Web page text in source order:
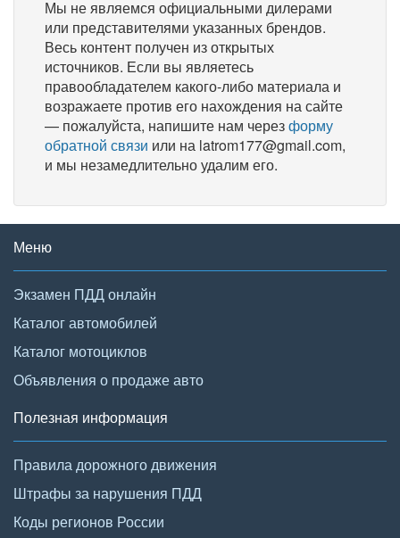
Мы не являемся официальными дилерами
или представителями указанных брендов.
Весь контент получен из открытых
источников. Если вы являетесь
правообладателем какого-либо материала и
возражаете против его нахождения на сайте
— пожалуйста, напишите нам черезформу
обратной связи или на latrom177@gmail.com,
и мы незамедлительно удалим его.
Меню
Экзамен ПДД онлайн
Каталог автомобилей
Каталог мотоциклов
Объявления о продаже авто
Полезная информация
Правила дорожного движения
Штрафы за нарушения ПДД
Коды регионов России